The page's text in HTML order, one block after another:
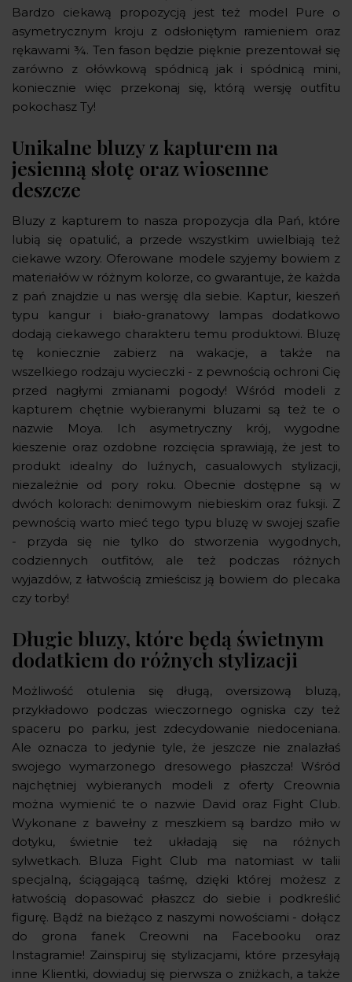
Bardzo ciekawą propozycją jest też model Pure o
asymetrycznym kroju z odsłoniętym ramieniem oraz
rękawami ¾. Ten fason będzie pięknie prezentował się
zarówno z ołówkową spódnicą jak i spódnicą mini,
koniecznie więc przekonaj się, którą wersję outfitu
pokochasz Ty!
Unikalne bluzy z kapturem na
jesienną słotę oraz wiosenne
deszcze
Bluzy z kapturem to nasza propozycja dla Pań, które
lubią się opatulić, a przede wszystkim uwielbiają też
ciekawe wzory. Oferowane modele szyjemy bowiem z
materiałów w różnym kolorze, co gwarantuje, że każda
z pań znajdzie u nas wersję dla siebie. Kaptur, kieszeń
typu kangur i biało-granatowy lampas dodatkowo
dodają ciekawego charakteru temu produktowi. Bluzę
tę koniecznie zabierz na wakacje, a także na
wszelkiego rodzaju wycieczki - z pewnością ochroni Cię
przed nagłymi zmianami pogody! Wśród modeli z
kapturem chętnie wybieranymi bluzami są też te o
nazwie Moya. Ich asymetryczny krój, wygodne
kieszenie oraz ozdobne rozcięcia sprawiają, że jest to
produkt idealny do luźnych, casualowych stylizacji,
niezależnie od pory roku. Obecnie dostępne są w
dwóch kolorach: denimowym niebieskim oraz fuksji. Z
pewnością warto mieć tego typu bluzę w swojej szafie
- przyda się nie tylko do stworzenia wygodnych,
codziennych outfitów, ale też podczas różnych
wyjazdów, z łatwością zmieścisz ją bowiem do plecaka
czy torby!
Długie bluzy, które będą świetnym
dodatkiem do różnych stylizacji
Możliwość otulenia się długą, oversizową bluzą,
przykładowo podczas wieczornego ogniska czy też
spaceru po parku, jest zdecydowanie niedoceniana.
Ale oznacza to jedynie tyle, że jeszcze nie znalazłaś
swojego wymarzonego dresowego płaszcza! Wśród
najchętniej wybieranych modeli z oferty Creownia
można wymienić te o nazwie David oraz Fight Club.
Wykonane z bawełny z meszkiem są bardzo miło w
dotyku, świetnie też układają się na różnych
sylwetkach. Bluza Fight Club ma natomiast w talii
specjalną, ściągającą taśmę, dzięki której możesz z
łatwością dopasować płaszcz do siebie i podkreślić
figurę. Bądź na bieżąco z naszymi nowościami - dołącz
do grona fanek Creowni na Facebooku oraz
Instagramie! Zainspiruj się stylizacjami, które przesyłają
inne Klientki, dowiaduj się pierwsza o zniżkach, a także